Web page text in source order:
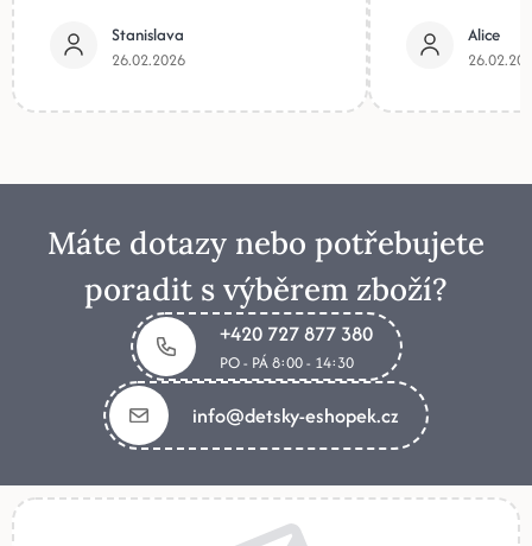
Stanislava
26.02.2026
Alice
Máte dotazy nebo potřebujete
poradit s výběrem zboží?
+420 727 877 380
PO - PÁ 8:00 - 14:30
info@detsky-eshopek.cz